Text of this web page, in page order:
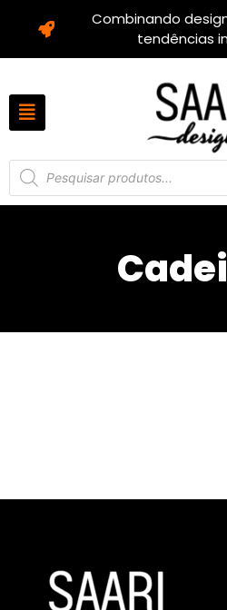
Combinando
tendências